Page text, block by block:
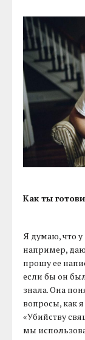
Как ты
Я думаю, что у
например,
прошу ее
если бы он
знала. Она
вопросы, как
«Убийству
мы